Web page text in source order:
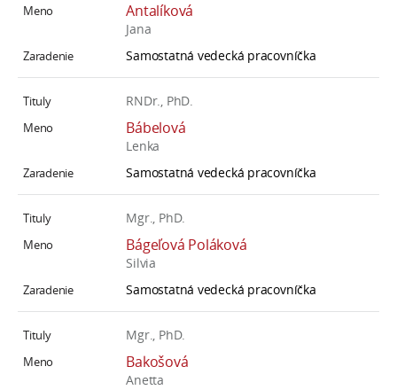
a
Antalíková
Jana
Samostatná vedecká pracovníčka
RNDr., PhD.
Bábelová
Lenka
Samostatná vedecká pracovníčka
Mgr., PhD.
Bágeľová Poláková
Silvia
Samostatná vedecká pracovníčka
Mgr., PhD.
Bakošová
Anetta